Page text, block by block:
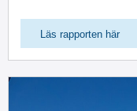
Läs rapporten här